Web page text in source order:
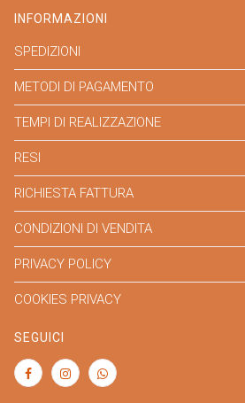
INFORMAZIONI
SPEDIZIONI
METODI DI PAGAMENTO
TEMPI DI REALIZZAZIONE
RESI
RICHIESTA FATTURA
CONDIZIONI DI VENDITA
PRIVACY POLICY
COOKIES PRIVACY
SEGUICI